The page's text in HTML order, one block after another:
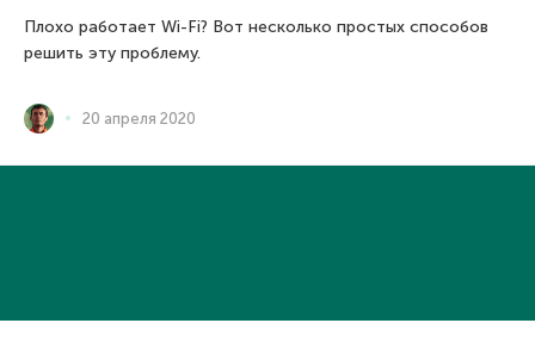
Плохо работает Wi-Fi? Вот несколько простых способов
решить эту проблему.
20 апреля 2020